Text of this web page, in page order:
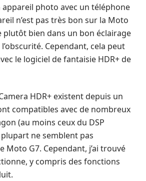
appareil photo avec un téléphone
n’est pas très bon sur la Moto
plutôt bien dans un bon éclairage
Cependant, cela peut
le logiciel de fantaisie HDR+ de
HDR+ existent depuis un
compatibles avec de nombreux
(au moins ceux du DSP
ne semblent pas
Moto G7. Cependant, j’ai trouvé
y compris des fonctions